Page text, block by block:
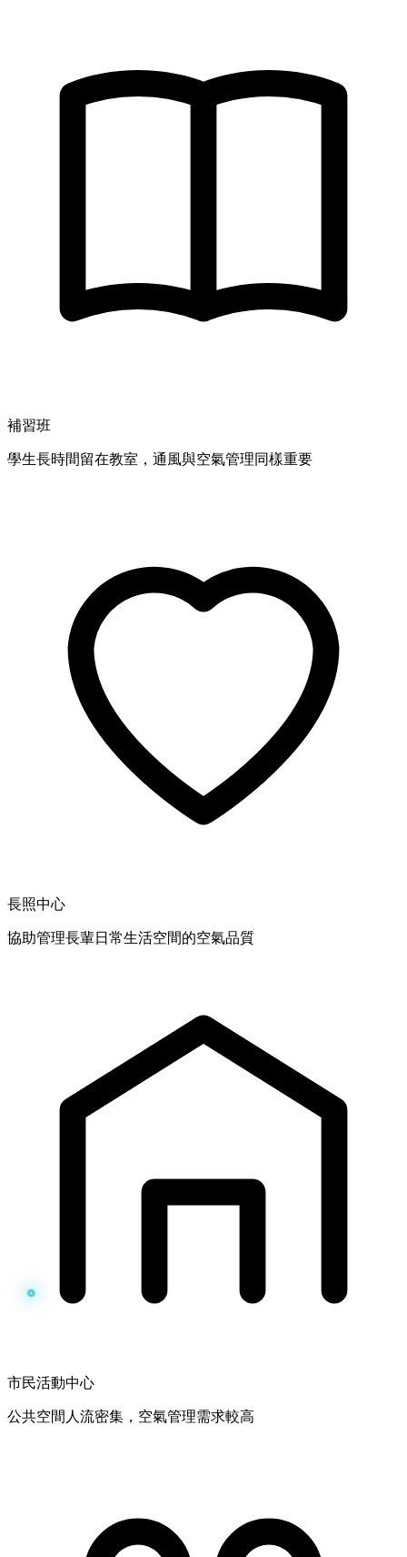
補習班
學生長時間留在教室，通風與空氣管理同樣重要
長照中心
協助管理長輩日常生活空間的空氣品質
市民活動中心
公共空間人流密集，空氣管理需求較高